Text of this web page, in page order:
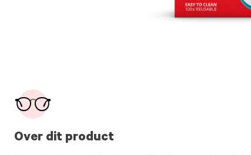
Over dit product